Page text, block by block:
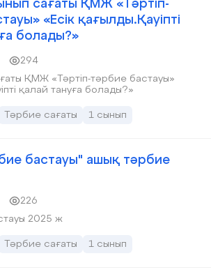
сағаты ҚМЖ «Тәртіп-
«Есік қағылды.Қауіпті
болады?»
294
ҚМЖ «Тәртіп-тәрбие бастауы»
қалай тануға болады?»
Тәрбие сағаты 1 сынып
бастауы" ашық тәрбие
226
2025 ж
Тәрбие сағаты 1 сынып